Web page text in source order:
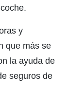
y
que más se
la ayuda de
seguros de